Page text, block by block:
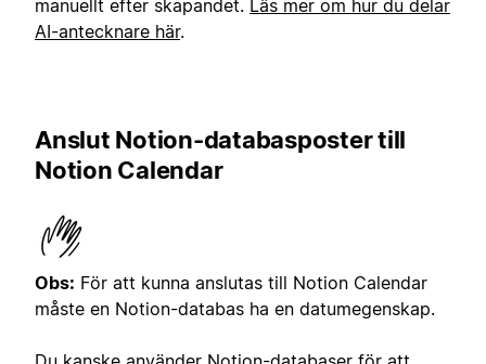
manuellt efter skapandet. Läs mer om hur du delar
AI-antecknare här.
Anslut Notion-databasposter till
Notion Calendar
Obs: För att kunna anslutas till Notion Calendar
måste en Notion-databas ha en datumegenskap.